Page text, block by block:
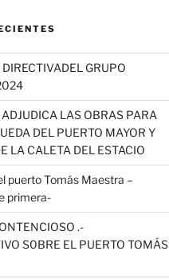
GRUPO
LAS OBRAS PARA
DEL PUERTO MAYOR Y
LA CALETA DEL ESTACIO
puerto Tomás Maestra –
primera-
.-
S0BRE EL PUERTO TOMÁS